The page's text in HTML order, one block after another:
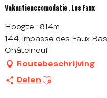
Vakantieaccomodatie . Les Faux
Hoogte : 814m
144, impasse des Faux
Châtelneuf
Routebeschrijving
Delen Ajouter aux